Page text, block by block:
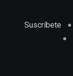
Suscríbete